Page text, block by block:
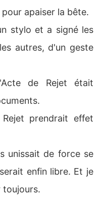
apaiser la bête.
stylo et a signé les
autres, d'un geste
de Rejet était
prendrait effet
unissait de force se
enfin libre. Et je
toujours.